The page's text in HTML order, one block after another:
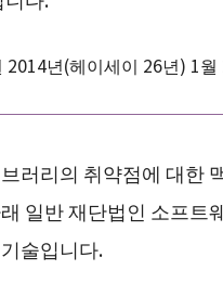
2014년(헤이세이 26년) 1월
러리의 취약점에 대한
일반 재단법인 소프트
술입니다.